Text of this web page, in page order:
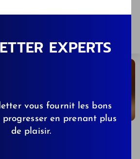
EXPERTS
vous fournit les bons
progresser en prenant plus
de plaisir.